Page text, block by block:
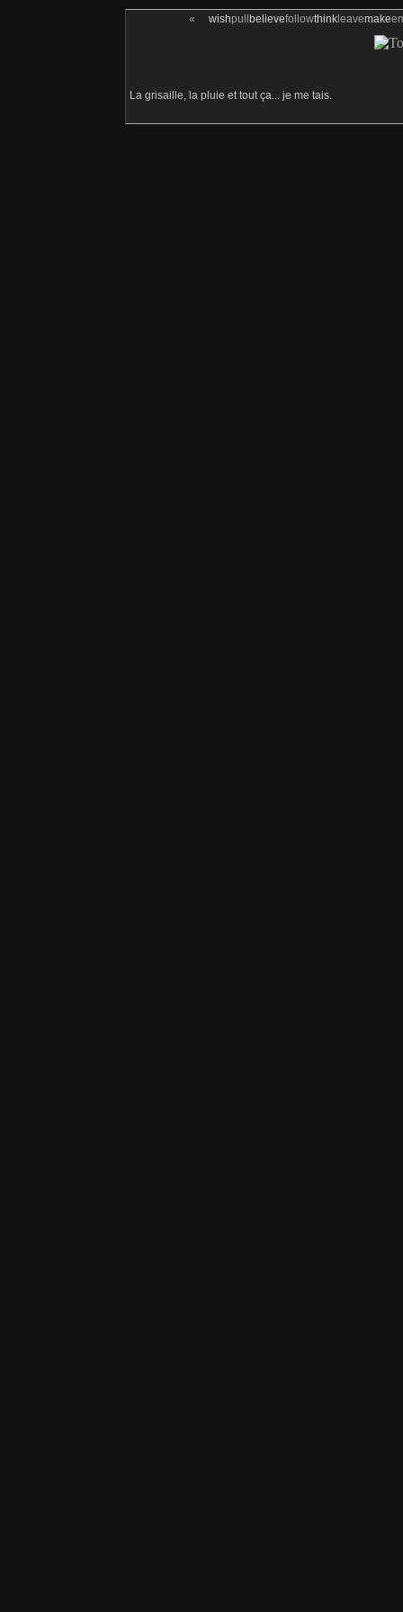
« wishpull believefollowthinkleavemake
La grisaille, la pluie et tout ça... je me tais.